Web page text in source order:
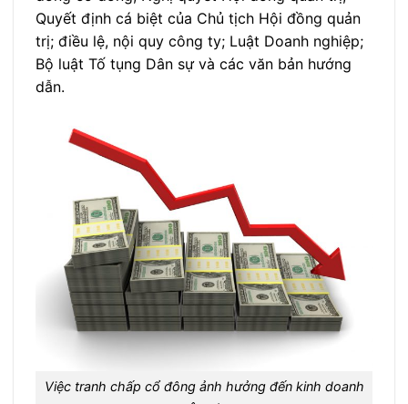
Quyết định cá biệt của Chủ tịch Hội đồng quản
trị; điều lệ, nội quy công ty; Luật Doanh nghiệp;
Bộ luật Tố tụng Dân sự và các văn bản hướng
dẫn.
Việc tranh chấp cổ đông ảnh hưởng đến kinh doanh